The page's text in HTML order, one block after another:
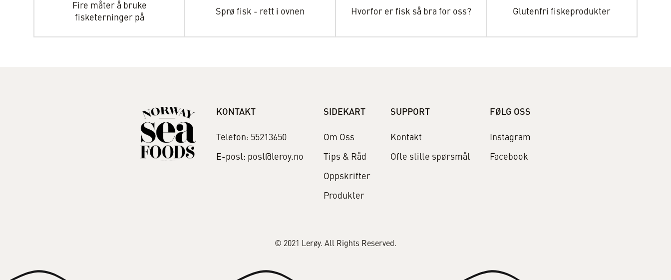
Fire måter å bruke
fisketerninger på
Sprø fisk - rett i ovnen Hvorfor er fisk så bra for oss? Glutenfri fiskeprodukter
KONTAKT
Telefon: 55213650
E-post: post@leroy.no
SIDEKART
Om Oss
Tips & Råd
Oppskrifter
Produkter
SUPPORT
Kontakt
Ofte stilte spørsmål
FØLG OSS
Instagram
Facebook
© 2021 Lerøy. All Rights Reserved.